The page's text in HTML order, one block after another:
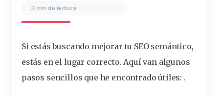
3 min de lectura
Si estás buscando mejorar tu SEO semántico,
estás en el lugar correcto. Aquí van algunos
pasos sencillos que he encontrado útiles: .